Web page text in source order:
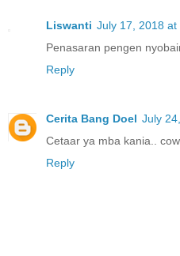
Liswanti July 17, 2018 at
Penasaran pengen
Reply
Cerita Bang Doel July
Cetaar ya mba kania..
Reply